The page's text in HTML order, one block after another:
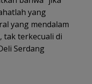
yang
yang mendalam
tak terkecuali di
Serdang